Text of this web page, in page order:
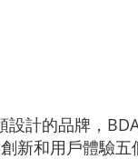
計的品牌，
新和用戶體驗